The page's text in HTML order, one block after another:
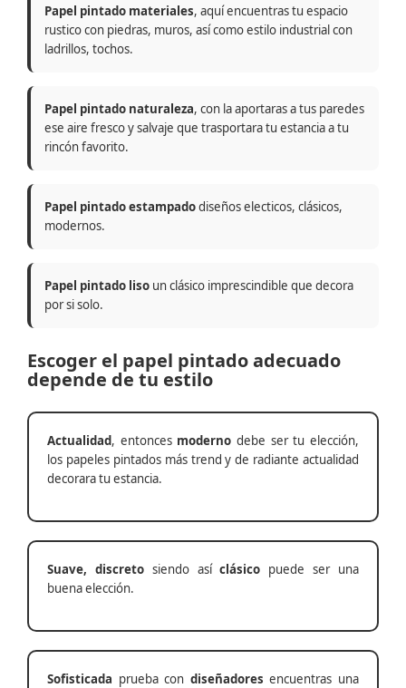
Papel pintado materiales, aquí encuentras tu espacio
rustico con piedras, muros, así como estilo industrial con
ladrillos, tochos.
Papel pintado naturaleza, con la aportaras a tus paredes
ese aire fresco y salvaje que trasportara tu estancia a tu
rincón favorito.
Papel pintado estampadodiseños electicos, clásicos,
modernos.
Papel pintado liso un clásico imprescindible que decora
por si solo.
Escoger el papel pintado adecuado
depende de tu estilo
Actualidad, entonces moderno debe ser tu elección,
los papeles pintados más trend y de radiante actualidad
decorara tu estancia.
Suave, discretosiendo asíclásico puede ser una
buena elección.
Sofisticada prueba con diseñadores encuentras una